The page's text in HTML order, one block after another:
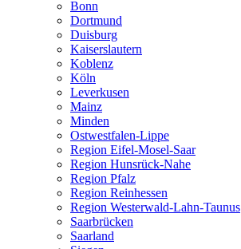
Bonn
Dortmund
Duisburg
Kaiserslautern
Koblenz
Köln
Leverkusen
Mainz
Minden
Ostwestfalen-Lippe
Region Eifel-Mosel-Saar
Region Hunsrück-Nahe
Region Pfalz
Region Reinhessen
Region Westerwald-Lahn-Taunus
Saarbrücken
Saarland